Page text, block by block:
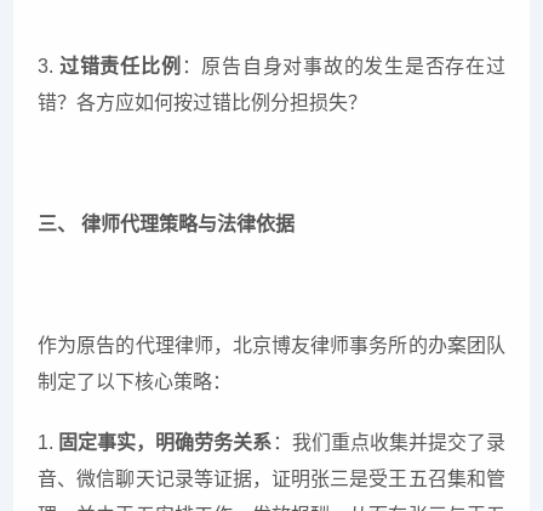
3. 过错责任比例 ：原告自身对事故的发生是否存在过
错？各方应如何按过错比例分担损失？
三、 律师代理策略与法律依据
作为原告的代理律师，北京博友律师事务所的办案团队
制定了以下核心策略：
1. 固定事实，明确劳务关系 ：我们重点收集并提交了录
音、微信聊天记录等证据，证明张三是受王五召集和管